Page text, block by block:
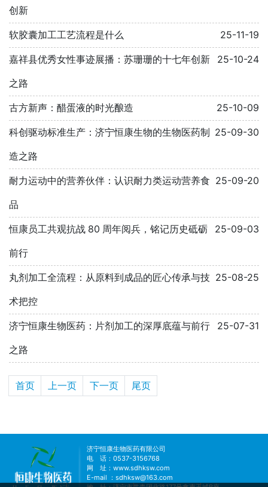
创新
25-11-19
软胶囊加工工艺流程是什么
25-10-24
嘉祥县优秀女性事迹展播：苏珊珊的十七年创新
之路
25-10-09
古方新声：醋蛋液的时光酿造
25-09-30
科创驱动标准生产：济宁恒康生物的生物医药制
造之路
25-09-20
耐力运动中的营养伙伴：认识耐力类运动营养食
品
25-09-03
恒康员工共观抗战 80 周年阅兵，铭记历史砥砺
前行
25-08-25
丸剂加工全流程：从原料到成品的匠心传承与技
术把控
25-07-31
济宁恒康生物医药：片剂加工的深厚底蕴与前行
之路
首页 上一页 下一页 尾页
济宁恒康生物医药有限公司
电 话：0537-3156768
网 址： www.sdhksw.com
E-mail ：sdhksw@163.com